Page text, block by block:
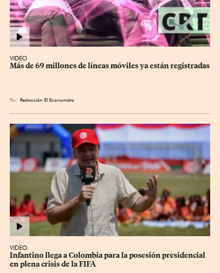
VIDEO
Más de 69 millones de líneas móviles ya están registradas
Por Redacción El Economista
VIDEO
Infantino llega a Colombia para la posesión presidencial
en plena crisis de la FIFA